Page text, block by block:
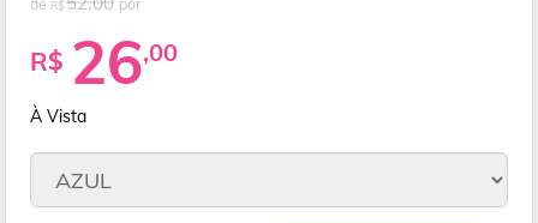
de R$ por
R$ 26,00
À Vista